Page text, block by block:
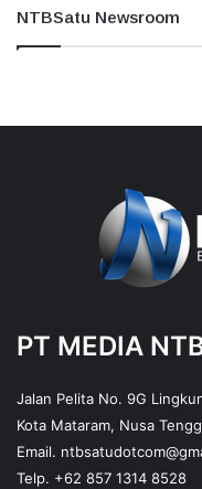
NTBSatu Newsroom
PT MEDIA
Jalan Pelita No. 9G
Kota Mataram, Nusa
Email.
Telp. +62 857 1314 8528